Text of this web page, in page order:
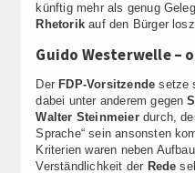
künftig mehr als genug
Rhetorikauf den Bürger
Guido Westerwelle –
Der FDP-Vorsitzende setze
dabei unter anderem gegen
Walter Steinmeierdurch,
Sprache“ sein ansonsten
Kriterien waren neben
Verständlichkeit der Rede